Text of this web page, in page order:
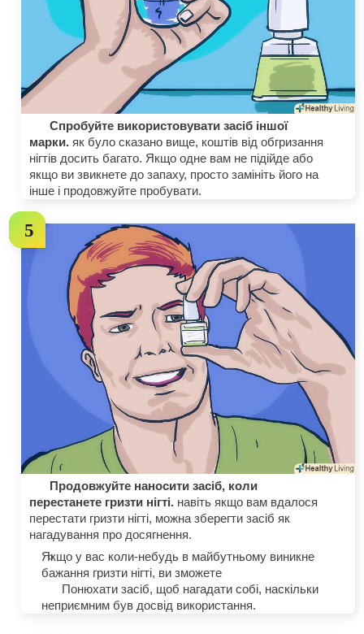
Спробуйте використовувати засіб іншої
марки. як було сказано вище, коштів від обгризання
нігтів досить багато. Якщо одне вам не підійде або
якщо ви звикнете до запаху, просто замініть його на
інше і продовжуйте пробувати.
Продовжуйте наносити засіб, коли
перестанете гризти нігті. навіть якщо вам вдалося
перестати гризти нігті, можна зберегти засіб як
нагадування про досягнення.
Якщо у вас коли-небудь в майбутньому виникне
бажання гризти нігті, ви зможете
Понюхати засіб, щоб нагадати собі, наскільки
неприємним був досвід використання.